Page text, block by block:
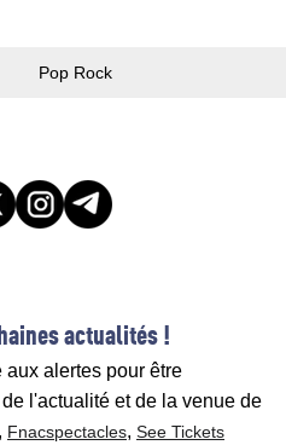
Pop Rock
actualités !
aux alertes pour être
l'actualité et de la venue de
, Fnacspectacles, See Tickets